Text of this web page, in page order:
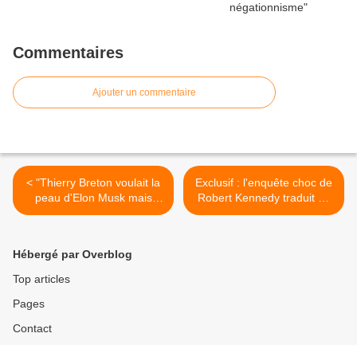
Commentaires
Ajouter un commentaire
< "Thierry Breton voulait la
peau d'Elon Musk mais
c'est Musk qui a eu sa peau
Exclusif : l'enquête choc de
Robert Kennedy traduit en
français ! - Senta Depuydt >
Hébergé par Overblog
Top articles
Pages
Contact